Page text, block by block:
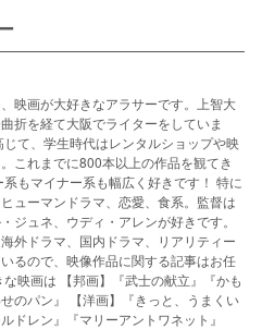
映画が大好きなアラサーです。上智大
折を経て大阪でライターをしていま
て、学生時代はレンタルショップや映
これまでに800本以上の作品を観てき
系もマイナー系も幅広く好きです！ 特に
ューマンドラマ、恋愛、食系。監督は
ジュネ、ウディ・アレンが好きです。
外ドラマ、国内ドラマ、リアリティー
るので、映像作品に関する記事はお任
映画は 【邦画】『武士の献立』『かも
のパン』 【洋画】『きっと、うまくい
ドレン』『マリーアントワネット』